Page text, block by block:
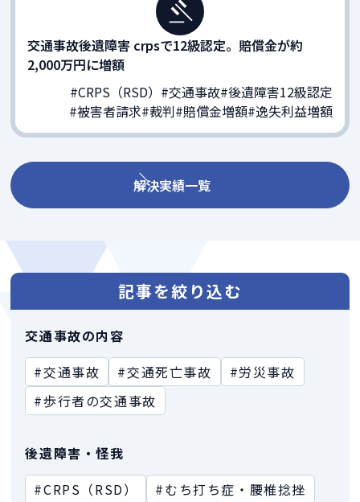
交通事故後遺障害 crpsで12級認定。賠償金が約
2,000万円に増額
#CRPS（RSD） #交通事故#後遺障害12級認定
#被害者請求#裁判#賠償金増額#逸失利益増額
解決実績一覧
記事を絞り込む
交通事故の内容
#交通事故
#交通死亡事故
#労災事故
#歩行者の交通事故
後遺障害・怪我
#CRPS（RSD）
#むち打ち症・腰椎捻挫